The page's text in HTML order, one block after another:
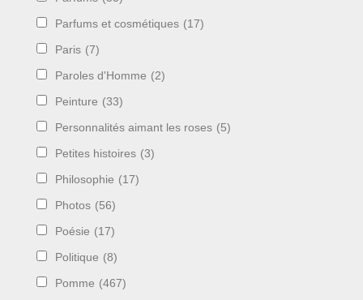
Parfums et cosmétiques (17)
Paris (7)
Paroles d'Homme (2)
Peinture (33)
Personnalités aimant les roses (5)
Petites histoires (3)
Philosophie (17)
Photos (56)
Poésie (17)
Politique (8)
Pomme (467)